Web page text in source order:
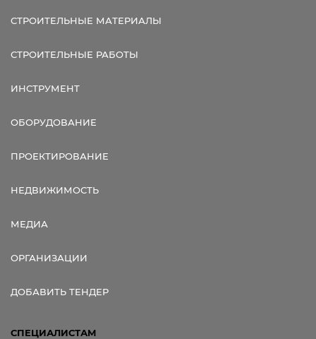
СТРОИТЕЛЬНЫЕ МАТЕРИАЛЫ
СТРОИТЕЛЬНЫЕ РАБОТЫ
ИНСТРУМЕНТ
ОБОРУДОВАНИЕ
ПРОЕКТИРОВАНИЕ
НЕДВИЖИМОСТЬ
МЕДИА
ОРГАНИЗАЦИИ
ДОБАВИТЬ ТЕНДЕР
СПЕЦИАЛИСТАМ